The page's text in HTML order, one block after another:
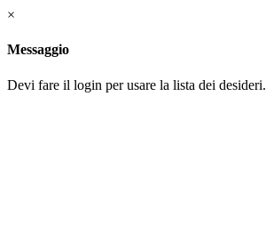
×
Messaggio
Devi fare il login per usare la lista dei desideri.